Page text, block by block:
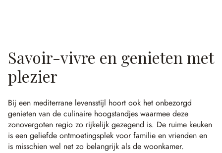
Savoir-vivre en genieten met
plezier
Bij een mediterrane levensstijl hoort ook het onbezorgd
genieten van de culinaire hoogstandjes waarmee deze
zonovergoten regio zo rijkelijk gezegend is. De ruime keuken
is een geliefde ontmoetingsplek voor familie en vrienden en
is misschien wel net zo belangrijk als de woonkamer.